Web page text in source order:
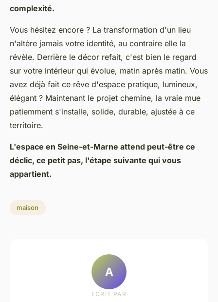
complexité.
Vous hésitez encore ? La transformation d'un lieu
n'altère jamais votre identité, au contraire elle la
révèle. Derrière le décor refait, c'est bien le regard
sur votre intérieur qui évolue, matin après matin. Vous
avez déjà fait ce rêve d'espace pratique, lumineux,
élégant ? Maintenant le projet chemine, la vraie mue
patiemment s'installe, solide, durable, ajustée à ce
territoire.
L'espace en Seine-et-Marne attend peut-être ce
déclic, ce petit pas, l'étape suivante qui vous
appartient.
maison
A
ECRIT PAR